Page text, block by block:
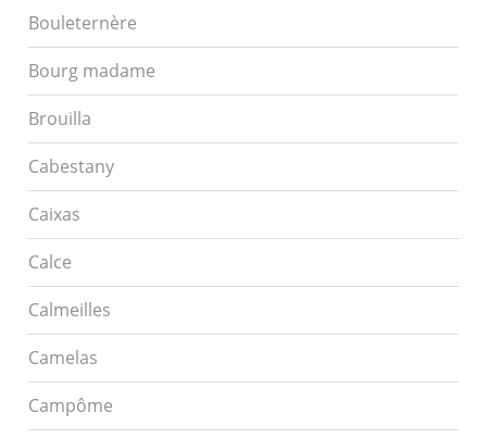
Bouleternère
Bourg madame
Brouilla
Cabestany
Caixas
Calce
Calmeilles
Camelas
Campôme